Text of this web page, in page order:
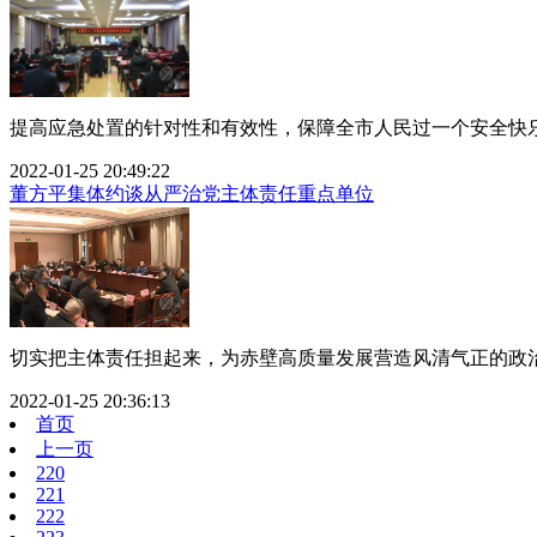
提高应急处置的针对性和有效性，保障全市人民过一个安全快
2022-01-25 20:49:22
董方平集体约谈从严治党主体责任重点单位
切实把主体责任担起来，为赤壁高质量发展营造风清气正的政
2022-01-25 20:36:13
首页
上一页
220
221
222